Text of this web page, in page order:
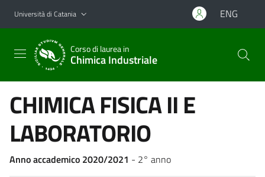
Vai al contenuto principale
Vai al menu di navigazione
Università di Catania ENG
Corso di laurea in
Chimica Industriale
CHIMICA FISICA II E
LABORATORIO
Anno accademico 2020/2021 - 2° anno